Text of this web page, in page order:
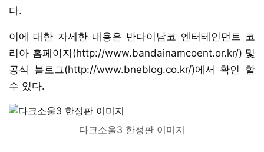
다.
이에 대한 자세한 내용은 반다이남코 엔터테인먼트 코
리아 홈페이지(http://www.bandainamcoent.or.kr/) 및
공식 블로그(http://www.bneblog.co.kr/)에서 확인 할
수 있다.
다크소울3 한정판 이미지